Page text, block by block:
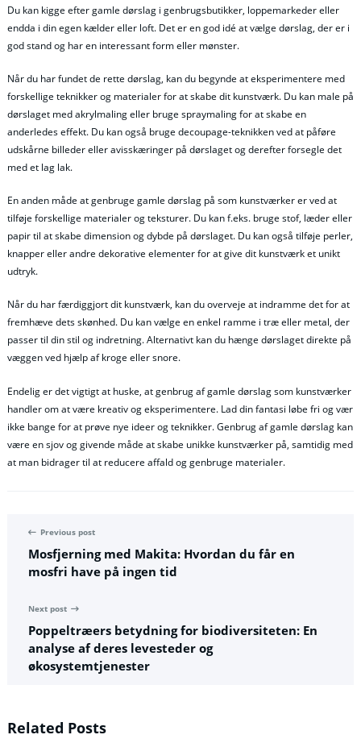
Du kan kigge efter gamle dørslag i genbrugsbutikker, loppemarkeder eller
endda i din egen kælder eller loft. Det er en god idé at vælge dørslag, der er i
god stand og har en interessant form eller mønster.
Når du har fundet de rette dørslag, kan du begynde at eksperimentere med
forskellige teknikker og materialer for at skabe dit kunstværk. Du kan male på
dørslaget med akrylmaling eller bruge spraymaling for at skabe en
anderledes effekt. Du kan også bruge decoupage-teknikken ved at påføre
udskårne billeder eller avisskæringer på dørslaget og derefter forsegle det
med et lag lak.
En anden måde at genbruge gamle dørslag på som kunstværker er ved at
tilføje forskellige materialer og teksturer. Du kan f.eks. bruge stof, læder eller
papir til at skabe dimension og dybde på dørslaget. Du kan også tilføje perler,
knapper eller andre dekorative elementer for at give dit kunstværk et unikt
udtryk.
Når du har færdiggjort dit kunstværk, kan du overveje at indramme det for at
fremhæve dets skønhed. Du kan vælge en enkel ramme i træ eller metal, der
passer til din stil og indretning. Alternativt kan du hænge dørslaget direkte på
væggen ved hjælp af kroge eller snore.
Endelig er det vigtigt at huske, at genbrug af gamle dørslag som kunstværker
handler om at være kreativ og eksperimentere. Lad din fantasi løbe fri og vær
ikke bange for at prøve nye ideer og teknikker. Genbrug af gamle dørslag kan
være en sjov og givende måde at skabe unikke kunstværker på, samtidig med
at man bidrager til at reducere affald og genbruge materialer.
Previous post
Mosfjerning med Makita: Hvordan du får en
mosfri have på ingen tid
Next post
Poppeltræers betydning for biodiversiteten: En
analyse af deres levesteder og
økosystemtjenester
Related Posts